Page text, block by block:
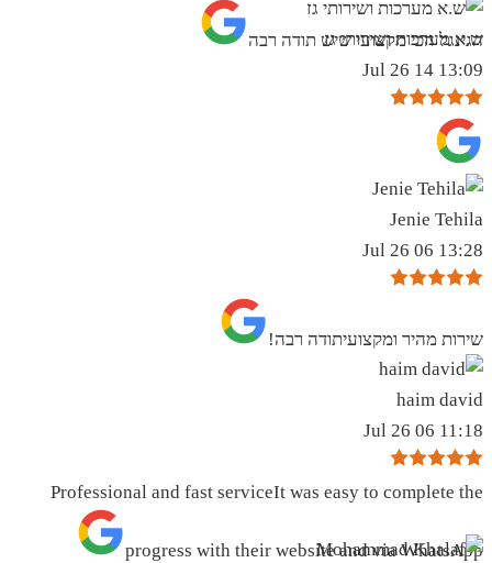
הגינגל הכי מקצועי שיש תודה רבה
ש.א מערכות ושירותי גז
13:09 14 Jul 26
Jenie Tehila
13:28 06 Jul 26
שירות מהיר ומקצועיתודה רבה!
haim david
11:18 06 Jul 26
Professional and fast serviceIt was easy to complete the
progress with their website and via WhatsApp